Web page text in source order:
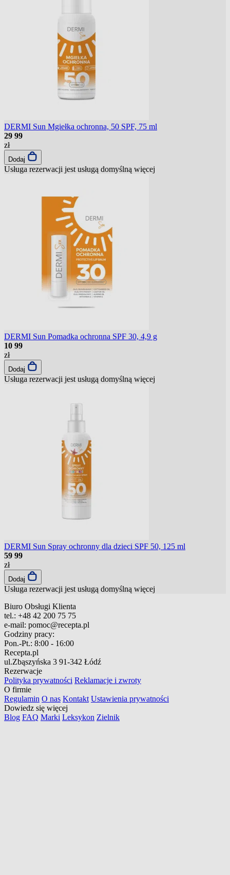
DERMI Sun Mgiełka ochronna, 50 SPF, 75 ml
29 99
zł
Dodaj
Usługa rezerwacji jest usługą domyślną więcej
DERMI Sun Pomadka ochronna SPF 30, 4,9 g
10 99
zł
Dodaj
Usługa rezerwacji jest usługą domyślną więcej
DERMI Sun Spray ochronny dla dzieci SPF 50, 125 ml
59 99
zł
Dodaj
Usługa rezerwacji jest usługą domyślną więcej
Biuro Obsługi Klienta
tel.: +48 42 200 75 75
e-mail: pomoc@recepta.pl
Godziny pracy:
Pon.-Pt.: 8:00 - 16:00
Recepta.pl
ul.Zbąszyńska 3 91-342 Łódź
Rezerwacje
Polityka prywatności Reklamacje i zwroty
O firmie
Regulamin O nas Kontakt Ustawienia prywatności
Dowiedz się więcej
Blog FAQ Marki Leksykon Zielnik